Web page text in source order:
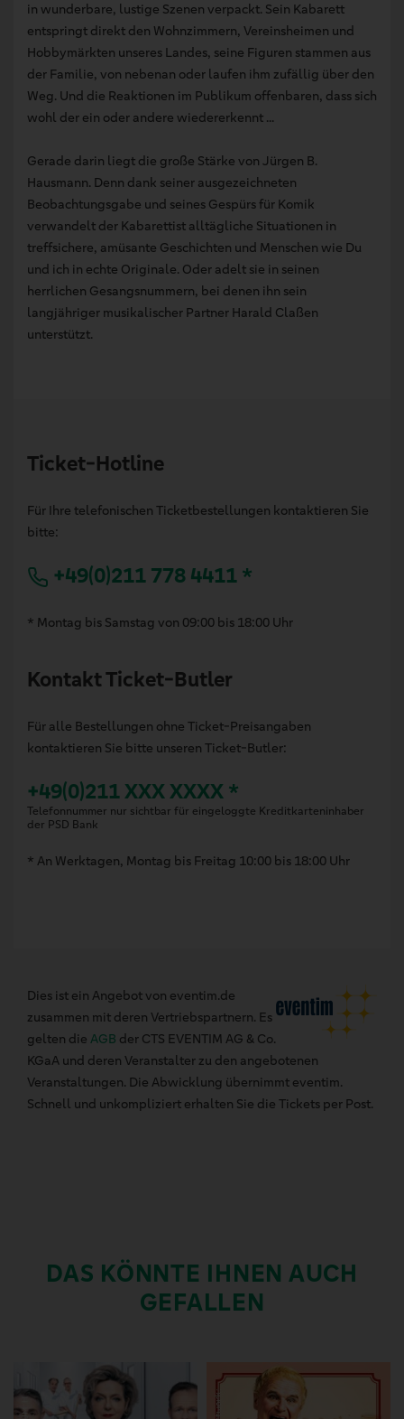
in wunderbare, lustige Szenen verpackt. Sein Kabarett
entspringt direkt den Wohnzimmern, Vereinsheimen und
Hobbymärkten unseres Landes, seine Figuren stammen aus
der Familie, von nebenan oder laufen ihm zufällig über den
Weg. Und die Reaktionen im Publikum offenbaren, dass sich
wohl der ein oder andere wiedererkennt ...
Gerade darin liegt die große Stärke von Jürgen B.
Hausmann. Denn dank seiner ausgezeichneten
Beobachtungsgabe und seines Gespürs für Komik
verwandelt der Kabarettist alltägliche Situationen in
treffsichere, amüsante Geschichten und Menschen wie Du
und ich in echte Originale. Oder adelt sie in seinen
herrlichen Gesangsnummern, bei denen ihn sein
langjähriger musikalischer Partner Harald Claßen
unterstützt.
Ticket-Hotline
Für Ihre telefonischen Ticketbestellungen kontaktieren Sie
bitte:
+49(0)211 778 4411 *
* Montag bis Samstag von 09:00 bis 18:00 Uhr
Kontakt Ticket-Butler
Für alle Bestellungen ohne Ticket-Preisangaben
kontaktieren Sie bitte unseren Ticket-Butler:
+49(0)211 XXX XXXX *
Telefonnummer nur sichtbar für eingeloggte Kreditkarteninhaber
der PSD Bank
* An Werktagen, Montag bis Freitag 10:00 bis 18:00 Uhr
Dies ist ein Angebot von eventim.de
zusammen mit deren Vertriebspartnern. Es
gelten die AGB der CTS EVENTIM AG & Co.
KGaA und deren Veranstalter zu den angebotenen
Veranstaltungen. Die Abwicklung übernimmt eventim.
Schnell und unkompliziert erhalten Sie die Tickets per Post.
DAS KÖNNTE IHNEN AUCH
GEFALLEN